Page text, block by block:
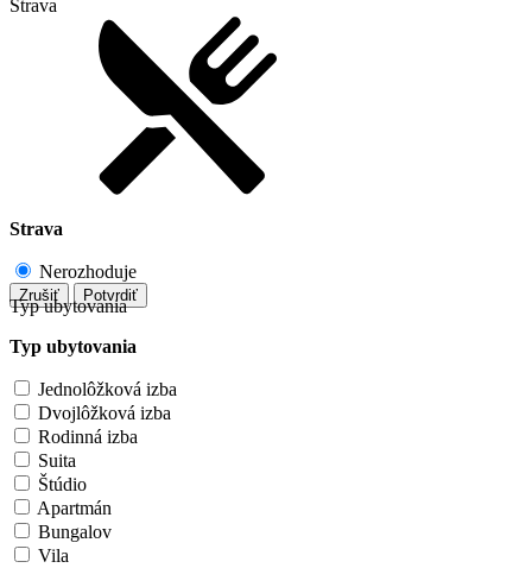
Strava
Strava
Nerozhoduje
Zrušiť Potvrdiť
Typ ubytovania
Typ ubytovania
Jednolôžková izba
Dvojlôžková izba
Rodinná izba
Suita
Štúdio
Apartmán
Bungalov
Vila